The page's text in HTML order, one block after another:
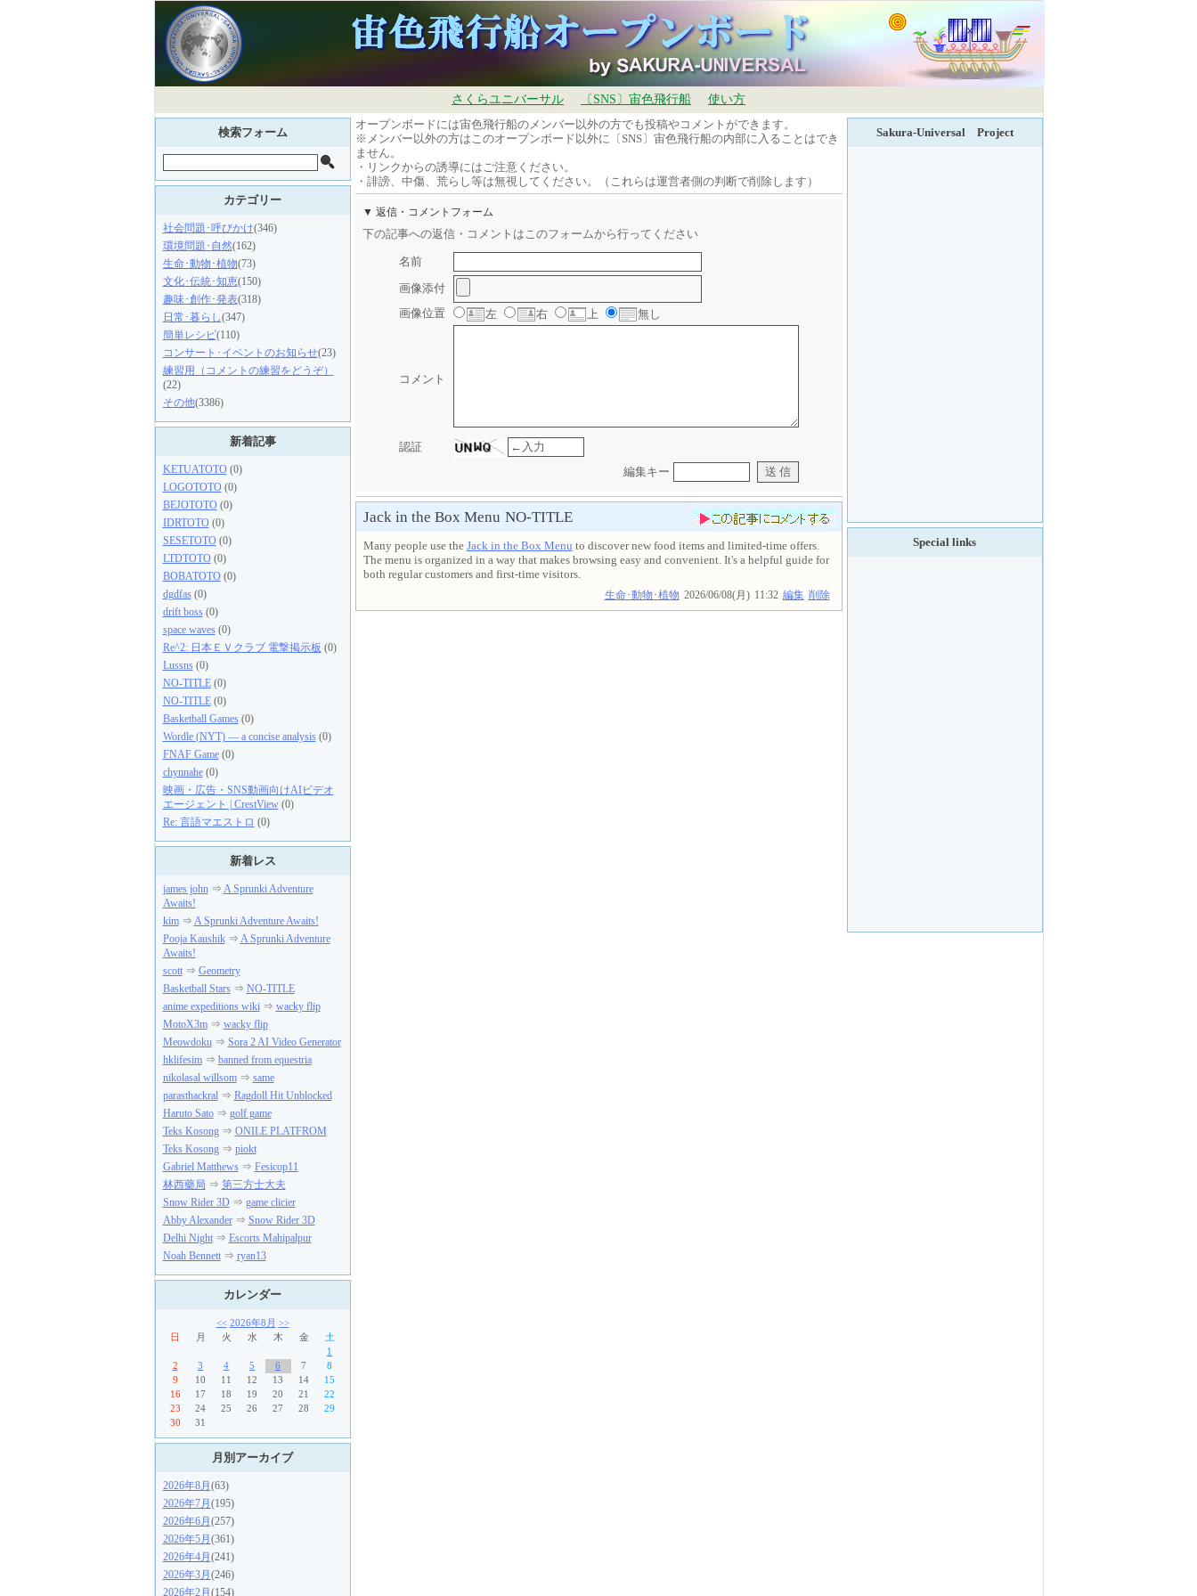
さくらユニバーサル 〔SNS〕宙色飛行船
使い方
オープンボードには宙色飛行船のメンバー以外の方でも投稿やコメントができます。
※メンバー以外の方はこのオープンボード以外に〔SNS〕宙色飛行船の内部に入ることはでき
ません。
・リンクからの誘導にはご注意ください。
・誹謗、中傷、荒らし等は無視してください。（これらは運営者側の判断で削除します）
▼ 返信・コメントフォーム
下の記事への返信・コメントはこのフォームから行ってください
名前
画像添付
画像位置
左 右 上 無し
コメント
認証
編集キー
Jack in the Box Menu NO-TITLE
Many people use the Jack in the Box Menu to discover new food items and limited-time offers.
The menu is organized in a way that makes browsing easy and convenient. It's a helpful guide for
both regular customers and first-time visitors.
生命･動物･植物 2026/06/08(月) 11:32 編集 削除
検索フォーム
カテゴリー
社会問題･呼びかけ(346)
環境問題･自然(162)
生命･動物･植物(73)
文化･伝統･知恵(150)
趣味･創作･発表(318)
日常･暮らし(347)
簡単レシピ(110)
コンサート･イベントのお知らせ(23)
練習用（コメントの練習をどうぞ）
(22)
その他(3386)
新着記事
KETUATOTO(0)
LOGOTOTO(0)
BEJOTOTO(0)
IDRTOTO(0)
SESETOTO(0)
LTDTOTO(0)
BOBATOTO(0)
dgdfas(0)
drift boss(0)
space waves(0)
Re^2: 日本ＥＶクラブ 電撃掲示板 (0)
Lussns(0)
NO-TITLE(0)
NO-TITLE(0)
Basketball Games(0)
Wordle (NYT) — a concise analysis(0)
FNAF Game(0)
chynnahe(0)
映画・広告・SNS動画向けAIビデオ
エージェント | CrestView(0)
Re: 言語マエストロ (0)
新着レス
james john⇒ A Sprunki Adventure
Awaits!
kim⇒ A Sprunki Adventure Awaits!
Pooja Kaushik⇒ A Sprunki Adventure
Awaits!
scott⇒ Geometry
Basketball Stars⇒ NO-TITLE
anime expeditions wiki⇒ wacky flip
MotoX3m⇒ wacky flip
Meowdoku⇒ Sora 2 AI Video Generator
hklifesim⇒ banned from equestria
nikolasal willsom⇒ same
parasthackral⇒ Ragdoll Hit Unblocked
Haruto Sato⇒ golf game
Teks Kosong⇒ ONILE PLATFROM
Teks Kosong⇒ piokt
Gabriel Matthews⇒ Fesicop11
林西藥局 ⇒ 第三方士大夫
Snow Rider 3D⇒ game clicier
Abby Alexander⇒ Snow Rider 3D
Delhi Night⇒ Escorts Mahipalpur
Noah Bennett⇒ ryan13
カレンダー
<< 2026年8月 >>
日
月 火 水 木 金
土
1
2
3 4 5 6 7
8
9
10 11 12 13 14
15
16
17 18 19 20 21
22
23
24 25 26 27 28
29
30
31
月別アーカイブ
2026年8月 (63)
2026年7月 (195)
2026年6月 (257)
2026年5月 (361)
2026年4月 (241)
2026年3月 (246)
2026年2月 (154)
Sakura-Universal Project
Special links